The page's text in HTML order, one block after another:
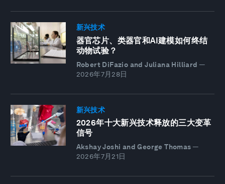
新兴技术
器官芯片、类器官和AI建模如何终结
动物试验？
Robert DiFazio and Juliana Hilliard —
2026年7月28日
新兴技术
2026年十大新兴技术释放的三大变革
信号
Akshay Joshi and George Thomas —
2026年7月21日